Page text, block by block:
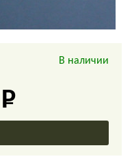
В наличии